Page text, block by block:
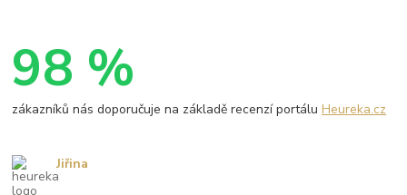
98 %
zákazníků nás doporučuje na základě recenzí portáluHeureka.cz
Jiřina